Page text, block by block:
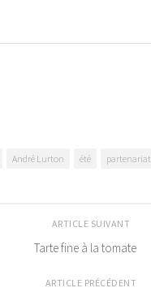
André Lurton été partenariat
ARTICLE SUIVANT
Tarte fine à la tomate
ARTICLE PRÉCÉDENT